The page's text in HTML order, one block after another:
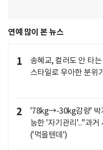
연예 많이 본 뉴스
1
송혜교, 컬러도 안 타
스타일로 우아한 분위
2
'78kg→-30kg감량' 박
능한 '자기관리'.."과거
('먹을텐데')